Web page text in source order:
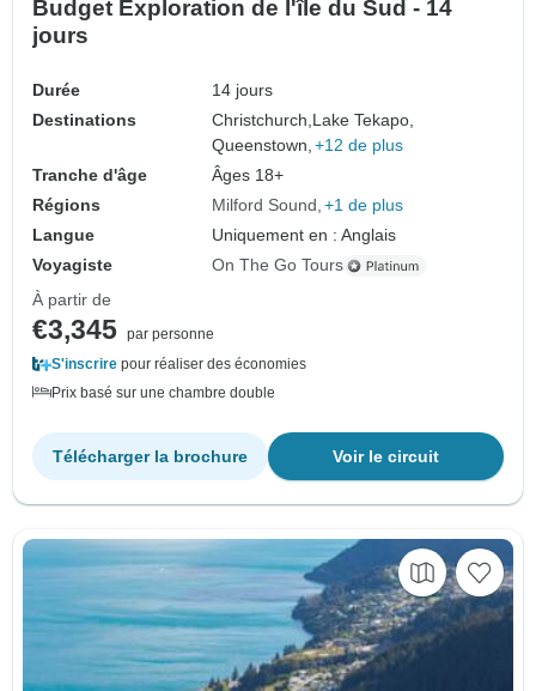
Budget Exploration de l'île du Sud - 14
jours
Durée
14 jours
Destinations
Christchurch,Lake Tekapo,
Queenstown, +12 de plus
Tranche d'âge
Âges 18+
Régions
Milford Sound +1 de plus
Langue
Uniquement en : Anglais
Voyagiste
On The Go Tours
À partir de
€3,345 par personne
S'inscrire pour réaliser des économies
Prix basé sur une chambre double
Voir le circuit
Télécharger la brochure